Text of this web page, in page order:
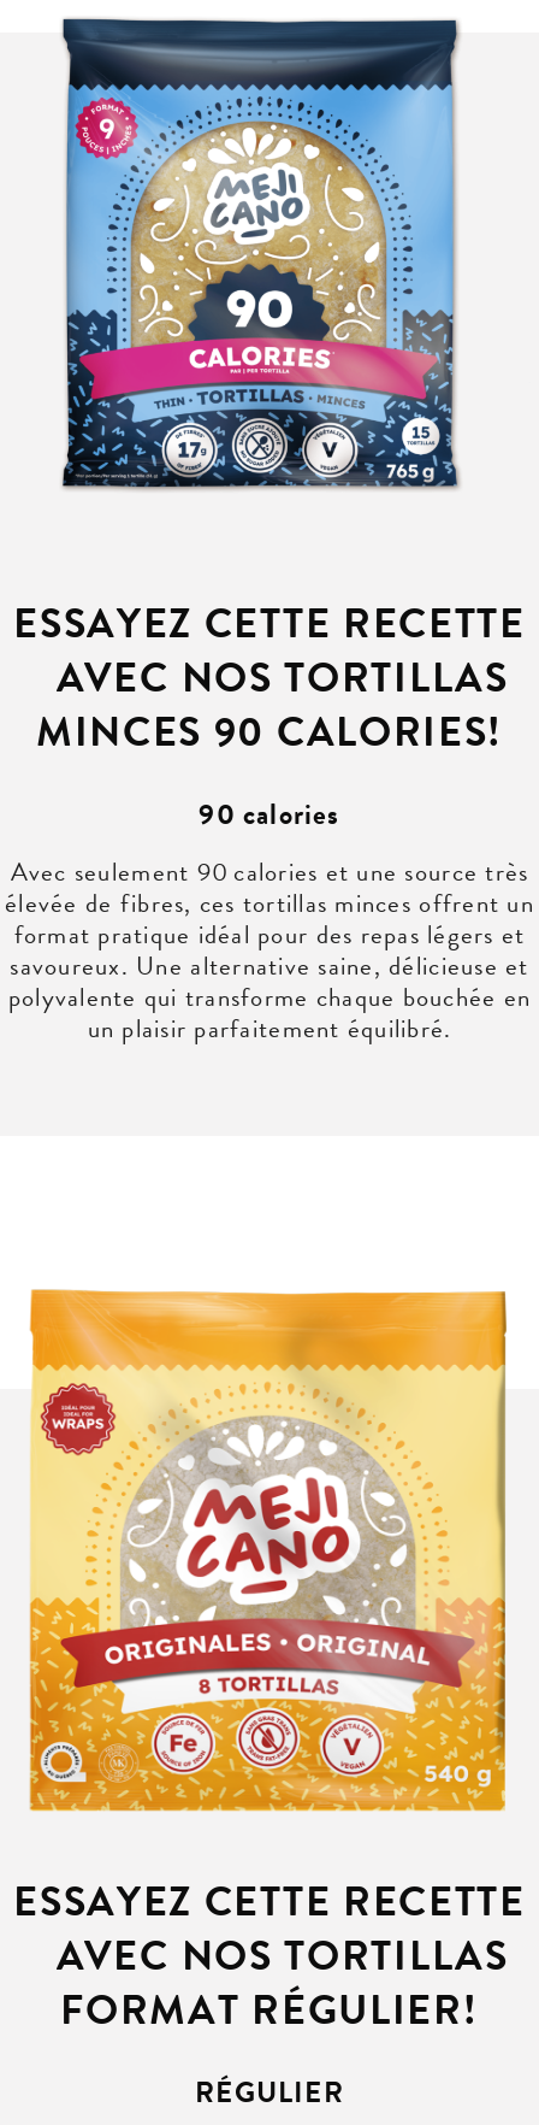
ESSAYEZ CETTE RECETTE
AVEC NOS TORTILLAS
MINCES 90 CALORIES!
90 calories
Avec seulement 90 calories et une source très
élevée de fibres, ces tortillas minces offrent un
format pratique idéal pour des repas légers et
savoureux. Une alternative saine, délicieuse et
polyvalente qui transforme chaque bouchée en
un plaisir parfaitement équilibré.
ESSAYEZ CETTE RECETTE
AVEC NOS TORTILLAS
FORMAT RÉGULIER!
RÉGULIER